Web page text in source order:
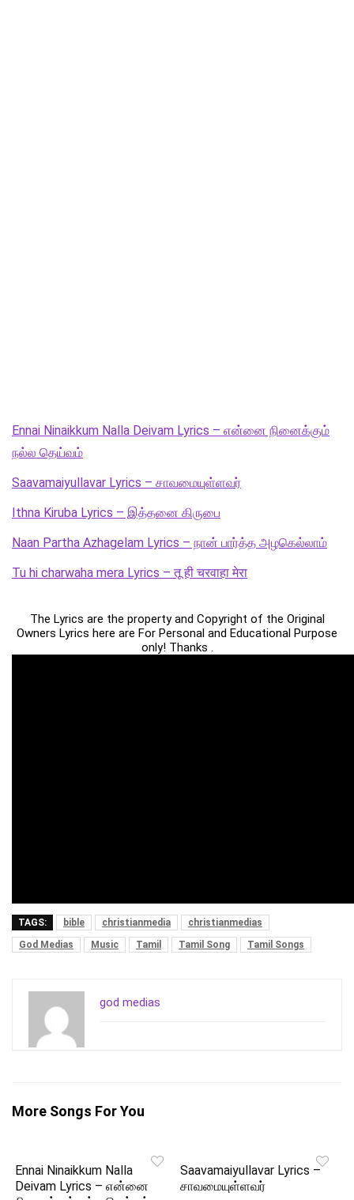
Ennai Ninaikkum Nalla Deivam Lyrics – என்னை நினைக்கும்
நல்ல தெய்வம்
Saavamaiyullavar Lyrics – சாவமையுள்ளவர்
Ithna Kiruba Lyrics – இத்தனை கிருபை
Naan Partha Azhagelam Lyrics – நான் பார்த்த அழகெல்லாம்
Tu hi charwaha mera Lyrics – तू ही चरवाहा मेरा
The Lyrics are the property and Copyright of the Original
Owners Lyrics here are For Personal and Educational Purpose
only! Thanks .
TAGS: bible christianmedia
christianmedias
God Medias
Music Tamil Tamil Song Tamil Songs
god medias
More Songs For You
Ennai Ninaikkum Nalla
Deivam Lyrics – என்னை
Saavamaiyullavar Lyrics –
சாவமையுள்ளவர்